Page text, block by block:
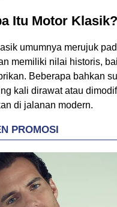
Itu Motor Klasik?
umumnya merujuk
memiliki nilai historis,
Beberapa bahkan
kali dirawat atau
di jalanan modern.